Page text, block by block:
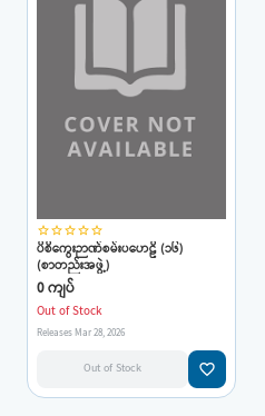
star_borderstar_borderstar_borderstar_borderstar_border
ပိစိကွေးဉာဏ်စမ်းပဟေဠိ (၁၆)
(စာတည်းအဖွဲ့)
0 ကျပ်
Out of Stock
Releases Mar 28, 2026
Out of Stock favorite_border